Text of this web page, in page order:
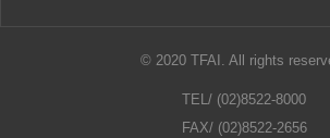
© 2020 TFAI. All rights
TEL/ (02)8522-8000
FAX/ (02)8522-2656